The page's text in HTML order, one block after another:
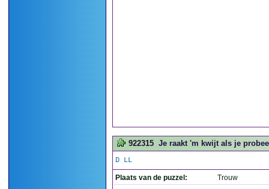
922315 Je raakt 'm kwijt als je
D LL
Plaats van de puzzel:
Trouw